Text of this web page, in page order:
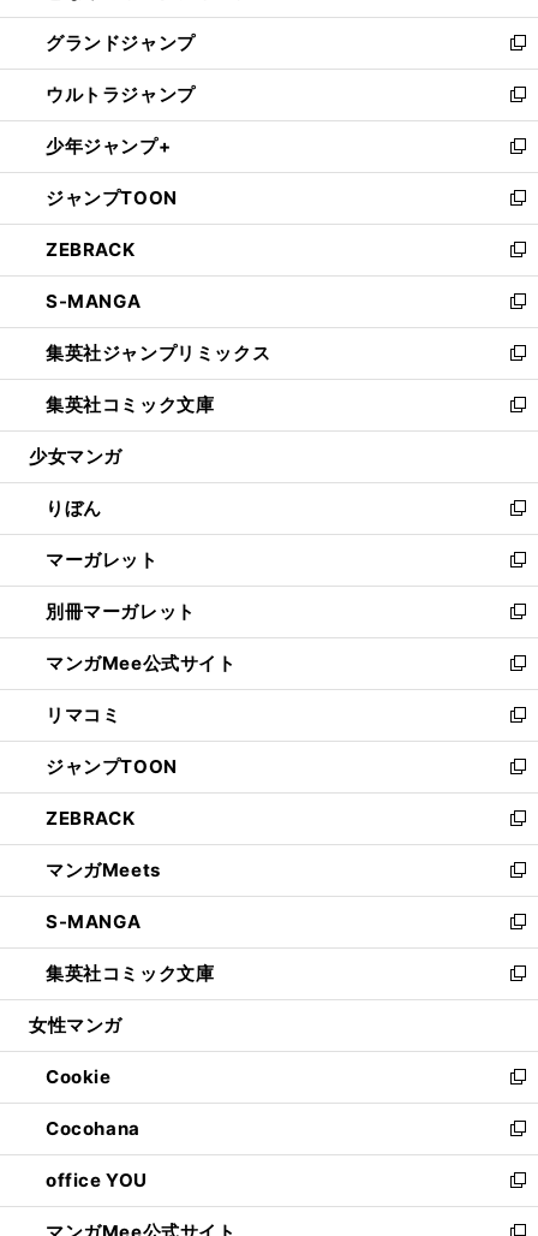
ウ
で
開
く
ン
ド
ウ
で
開
く
ウ
ィ
ン
ド
ウ
で
開
く
し
い
ウ
ィ
ン
ド
ウ
で
開
く
グランドジャンプ
新
し
い
ウ
ィ
ン
ド
ウ
で
開
く
ウルトラジャンプ
新
し
い
ウ
ィ
ン
ド
ウ
で
開
く
少年ジャンプ+
新
し
い
ウ
ィ
ン
ド
ウ
で
開
く
ジャンプTOON
新
し
い
ウ
ィ
ン
ド
ウ
で
開
ZEBRACK
新
し
い
ウ
ィ
ン
ド
ウ
開
く
S-MANGA
新
し
い
ウ
ィ
ン
ウ
で
開
く
集英社ジャンプリミックス
新
し
い
ウ
ン
ド
ウ
で
開
く
集英社コミック文庫
新
し
ウ
ィ
ン
ド
ウ
で
開
く
少女マンガ
りぼん
新
し
い
ウ
ィ
ン
ド
ウ
で
開
く
マーガレット
新
し
い
ウ
ィ
ン
ド
ウ
で
開
く
別冊マーガレット
新
し
い
ウ
ィ
ン
ド
ウ
で
開
く
マンガMee公式サイト
新
し
い
ウ
ィ
ン
ド
ウ
で
開
く
リマコミ
新
し
い
ウ
ィ
ン
ド
ウ
で
開
く
ジャンプTOON
新
し
い
ウ
ィ
ン
ド
ウ
で
開
ZEBRACK
新
し
い
ウ
ィ
ン
ド
ウ
開
く
マンガMeets
新
し
い
ウ
ィ
ン
ウ
で
開
く
S-MANGA
新
し
い
ウ
ン
ド
ウ
で
開
く
集英社コミック文庫
新
し
ウ
ィ
ン
ド
ウ
で
開
く
女性マンガ
Cookie
新
し
い
ウ
ィ
ン
Cocohana
新
し
い
ウ
office YOU
新
し